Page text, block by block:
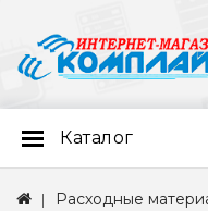
Каталог
Расходные